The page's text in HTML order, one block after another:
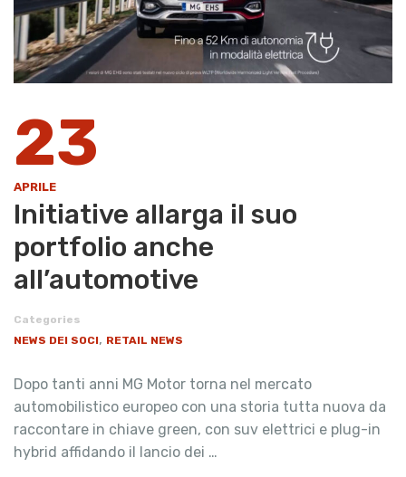
23
APRILE
Initiative allarga il suo
portfolio anche
all’automotive
Categories
NEWS DEI SOCI, RETAIL NEWS
Dopo tanti anni MG Motor torna nel mercato
automobilistico europeo con una storia tutta nuova da
raccontare in chiave green, con suv elettrici e plug-in
hybrid affidando il lancio dei …